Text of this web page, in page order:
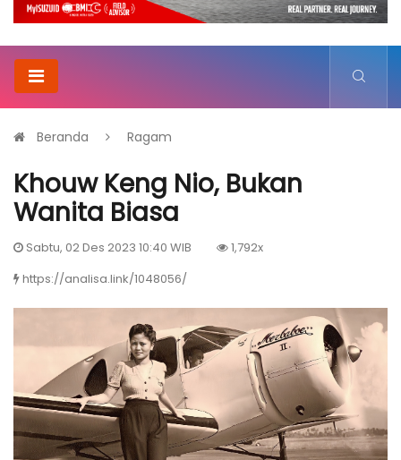
Beranda Ragam
Khouw Keng Nio, Bukan
Wanita Biasa
Sabtu, 02 Des 2023 10:40 WIB
1,792x
https://analisa.link/1048056/